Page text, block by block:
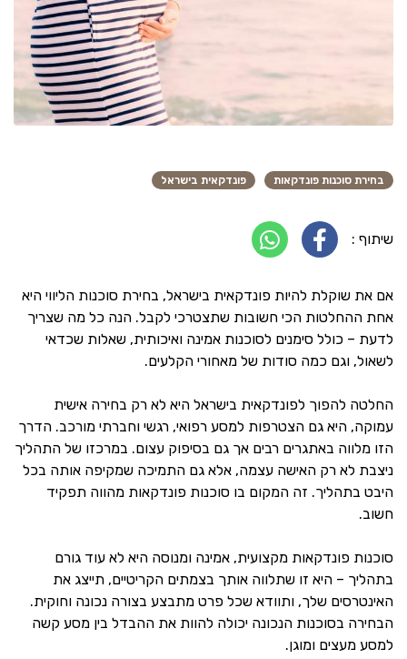
בחירת סוכנות פונדקאות פונדקאית בישראל
שיתוף :
אם את שוקלת להיות פונדקאית בישראל, בחירת סוכנות הליווי היא
אחת ההחלטות הכי חשובות שתצטרכי לקבל. הנה כל מה שצריך
לדעת – כולל סימנים לסוכנות אמינה ואיכותית, שאלות שכדאי
לשאול, וגם כמה סודות של מאחורי הקלעים.
החלטה להפוך לפונדקאית בישראל היא לא רק בחירה אישית
עמוקה, היא גם הצטרפות למסע רפואי, רגשי וחברתי מורכב. הדרך
הזו מלווה באתגרים רבים אך גם בסיפוק עצום. במרכזו של התהליך
ניצבת לא רק האישה עצמה, אלא גם התמיכה שמקיפה אותה בכל
היבט בתהליך. זה המקום בו סוכנות פונדקאות מהווה תפקיד
חשוב.
סוכנות פונדקאות מקצועית, אמינה ומנוסה היא לא עוד גורם
בתהליך – היא זו שתלווה אותך בצמתים הקריטיים, תייצג את
האינטרסים שלך, ותוודא שכל פרט מתבצע בצורה נכונה וחוקית.
הבחירה בסוכנות הנכונה יכולה להוות את ההבדל בין מסע קשה
למסע מעצים ומוגן.